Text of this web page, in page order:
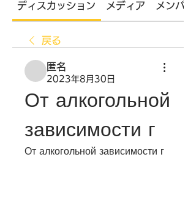
ディスカッション メディア メンバー
戻る
匿名
2023年8月30日
От алкогольной
зависимости г
От алкогольной зависимости г